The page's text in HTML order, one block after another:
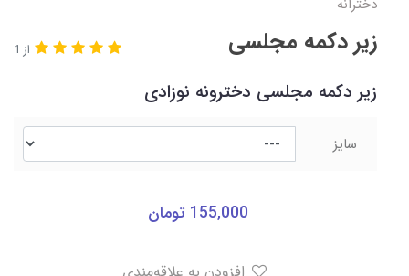
زیر دکمه مجلسی از 1
زیر دکمه مجلسی دخترونه نوزادی
سایز
155,000 تومان